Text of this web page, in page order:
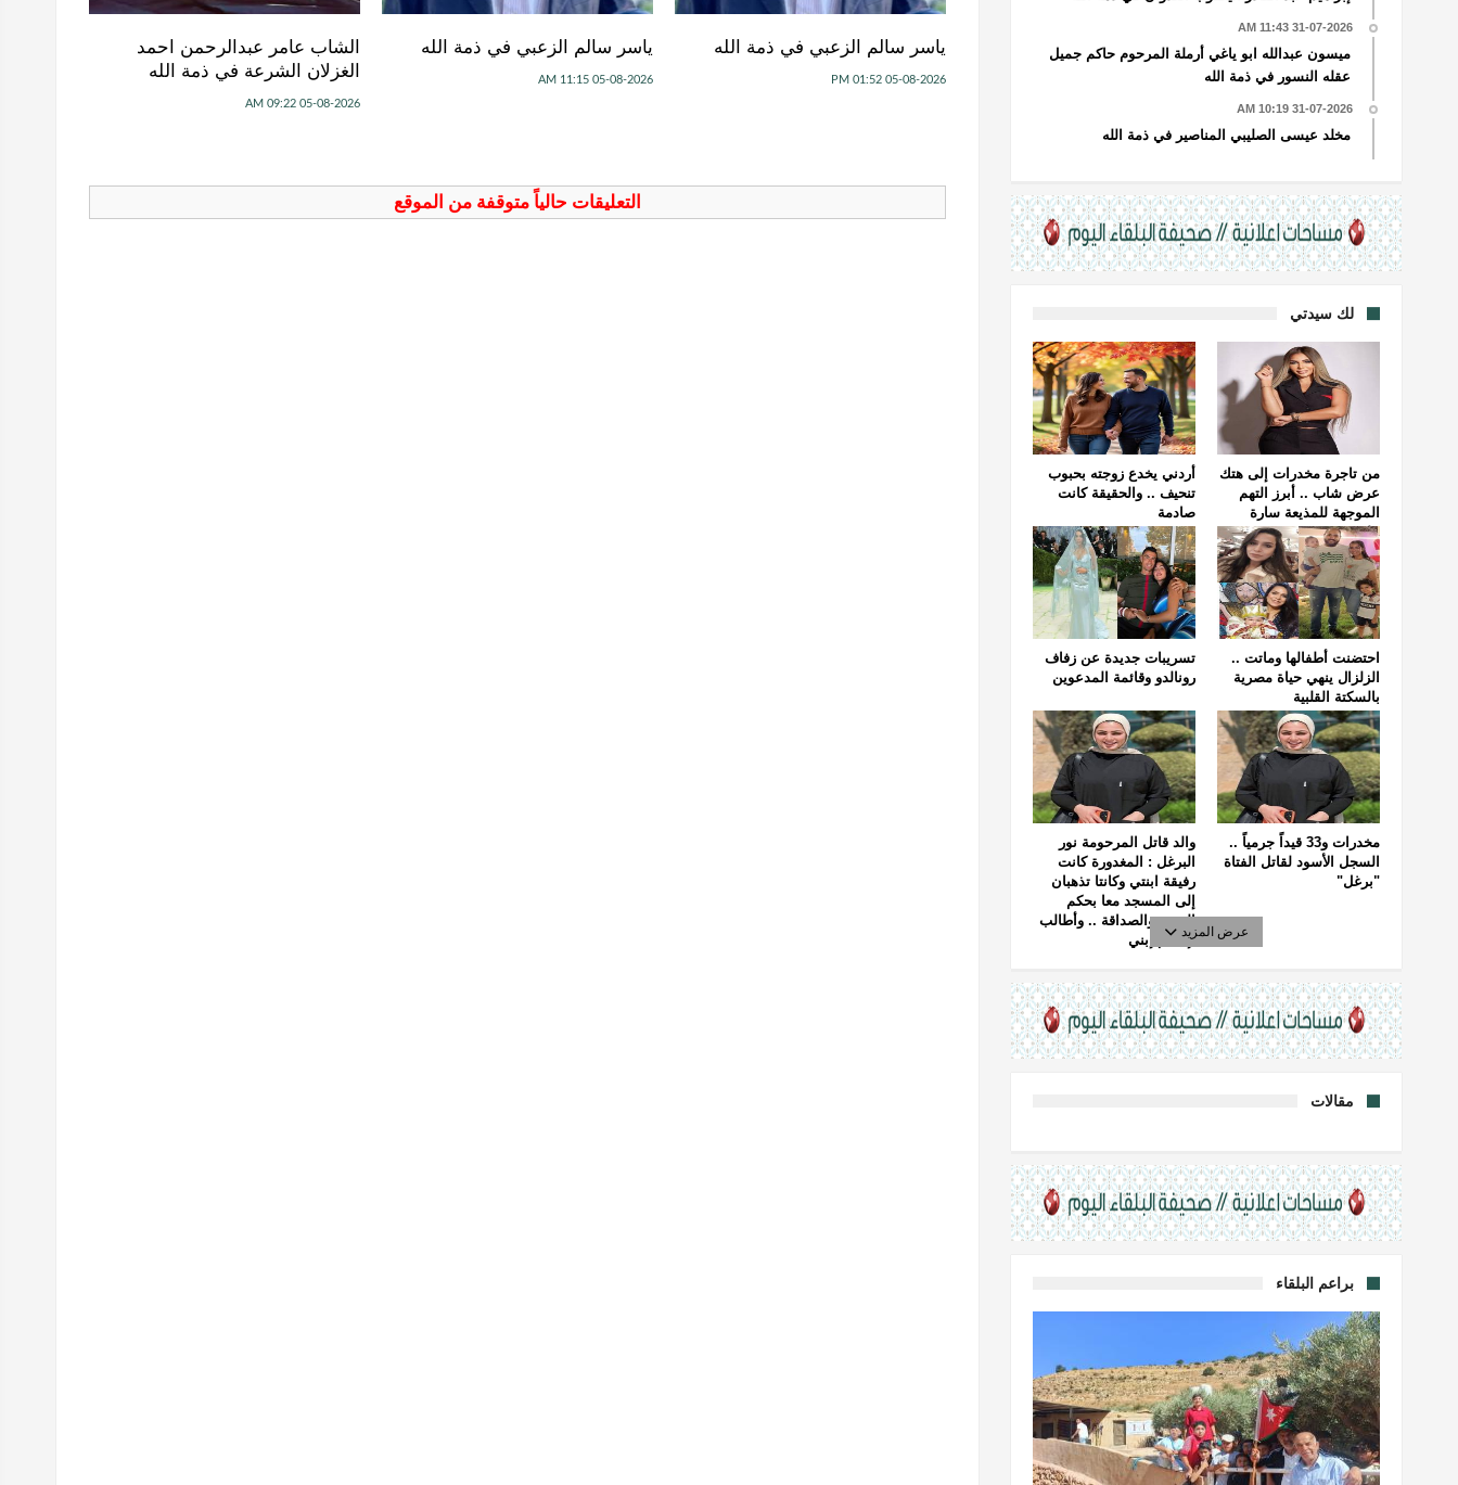
ياسر سالم الزعبي في ذمة الله
05-08-2026 01:52 PM
ياسر سالم الزعبي في ذمة الله
05-08-2026 11:15 AM
الشاب عامر عبدالرحمن احمد
الغزلان الشرعة في ذمة الله
05-08-2026 09:22 AM
التعليقات حالياً متوقفة من الموقع
31-07-2026 11:43 AM
ميسون عبدالله ابو ياغي أرملة المرحوم حاكم جميل
عقله النسور في ذمة الله
31-07-2026 10:19 AM
مخلد عيسى الصليبي المناصير في ذمة الله
لك سيدتي
أردني يخدع زوجته بحبوب
تنحيف .. والحقيقة كانت
صادمة
من تاجرة مخدرات إلى هتك
عرض شاب .. أبرز التهم
الموجهة للمذيعة سارة
خليفة
تسريبات جديدة عن زفاف
رونالدو وقائمة المدعوين
احتضنت أطفالها وماتت ..
الزلزال ينهي حياة مصرية
بالسكتة القلبية
والد قاتل المرحومة نور
البرغل : المغدورة كانت
رفيقة ابنتي وكانتا تذهبان
إلى المسجد معا بحكم
الجيرة والصداقة .. وأطالب
بإعدام إبني
مخدرات و33 قيداً جرمياً ..
السجل الأسود لقاتل الفتاة
"برغل"
عرض المزيد
مقالات
براعم البلقاء